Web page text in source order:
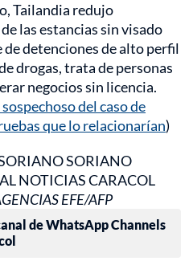
Tailandia redujo
las estancias sin visado
detenciones de alto perfil
drogas, trata de personas
negocios sin licencia.
del caso de
que lo relacionarían)
SORIANO
NOTICIAS CARACOL
EFE/AFP
de WhatsApp Channels